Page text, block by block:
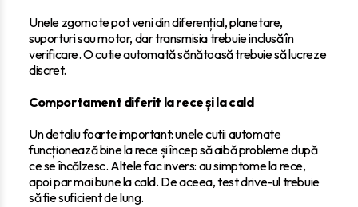
Unele zgomote pot veni din diferențial, planetare,
suporturi sau motor, dar transmisia trebuie inclusă în
verificare. O cutie automată sănătoasă trebuie să lucreze
discret.
Comportament diferit la rece și la cald
Un detaliu foarte important: unele cutii automate
funcționează bine la rece și încep să aibă probleme după
ce se încălzesc. Altele fac invers: au simptome la rece,
apoi par mai bune la cald. De aceea, test drive-ul trebuie
să fie suficient de lung.